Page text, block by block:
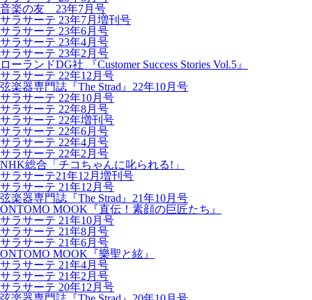
音楽の友 23年7月号
サラサーテ 23年7月増刊号
サラサーテ 23年6月号
サラサーテ 23年4月号
サラサーテ 23年2月号
ローランドDG社 『Customer Success Stories Vol.5』
サラサーテ 22年12月号
弦楽器専門誌『The Strad』22年10月号
サラサーテ 22年10月号
サラサーテ 22年8月号
サラサーテ 22年増刊号
サラサーテ 22年6月号
サラサーテ 22年4月号
サラサーテ 22年2月号
NHK総合「チコちゃんに叱られる!」
サラサーテ21年12月増刊号
サラサーテ 21年12月号
弦楽器専門誌『The Strad』21年10月号
ONTOMO MOOK『直伝！素顔の巨匠たち』
サラサーテ 21年10月号
サラサーテ 21年8月号
サラサーテ 21年6月号
ONTOMO MOOK『樂聖と絃』
サラサーテ 21年4月号
サラサーテ 21年2月号
サラサーテ 20年12月号